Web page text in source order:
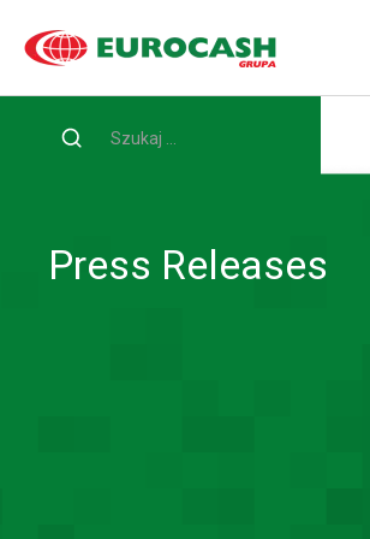
Home Médias
Press Releases